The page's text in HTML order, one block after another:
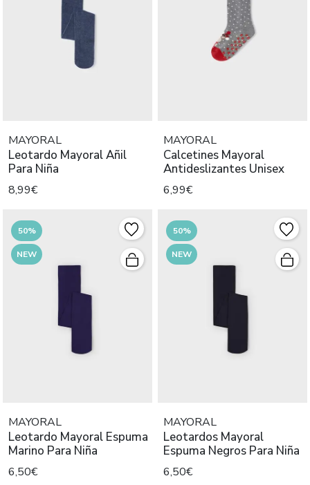
MAYORAL
Leotardo Mayoral Añil
Para Niña
8,99€
MAYORAL
Calcetines Mayoral
Antideslizantes Unisex
6,99€
50%
NEW
MAYORAL
Leotardo Mayoral Espuma
Marino Para Niña
6,50€
50%
NEW
MAYORAL
Leotardos Mayoral
Espuma Negros Para Niña
6,50€